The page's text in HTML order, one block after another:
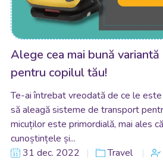
Alege cea mai bună
pentru copilul tău!
Te-ai întrebat vreodată de ce le
să aleagă sisteme de transport
micuților este primordială, mai ales
cunoștințele și...
31 dec. 2022
Travel